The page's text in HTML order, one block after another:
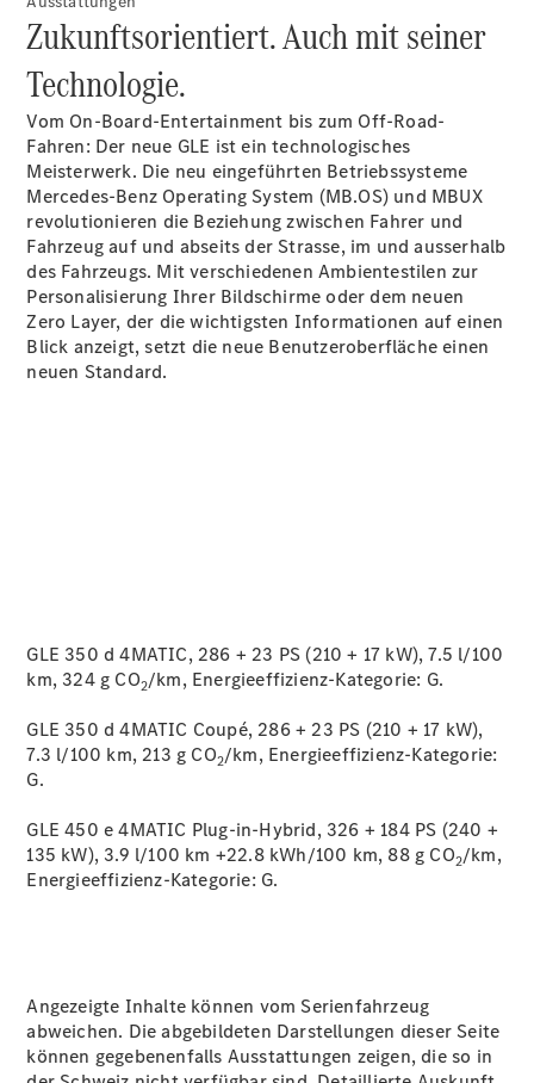
Anbieter/Datenschutz
Zukunftsorientiert. Auch mit seiner
Technologie.
Vom On-Board-Entertainment bis zum Off-Road-
Fahren: Der neue GLE ist ein technologisches
Meisterwerk. Die neu eingeführten Betriebssysteme
Mercedes-Benz Operating System (MB.OS) und MBUX
revolutionieren die Beziehung zwischen Fahrer und
Fahrzeug auf und abseits der Strasse, im und ausserhalb
des Fahrzeugs. Mit verschiedenen Ambientestilen zur
Personalisierung Ihrer Bildschirme oder dem neuen
Zero Layer, der die wichtigsten Informationen auf einen
Blick anzeigt, setzt die neue Benutzeroberfläche einen
neuen Standard.
GLE 350 d 4MATIC, 286 + 23 PS (210 + 17 kW), 7.5 l/100
km, 324 g CO2/km, Energieeffizienz-Kategorie: G.
GLE 350 d 4MATIC Coupé, 286 + 23 PS (210 + 17 kW),
7.3 l/100 km, 213 g CO2/km, Energieeffizienz-Kategorie:
G.
GLE 450 e 4MATIC Plug-in-Hybrid, 326 + 184 PS (240 +
135 kW), 3.9 l/100 km +22.8 kWh/100 km, 88 g CO2/km,
Energieeffizienz-Kategorie: G.
Angezeigte Inhalte können vom Serienfahrzeug
abweichen. Die abgebildeten Darstellungen dieser Seite
können gegebenenfalls Ausstattungen zeigen, die so in